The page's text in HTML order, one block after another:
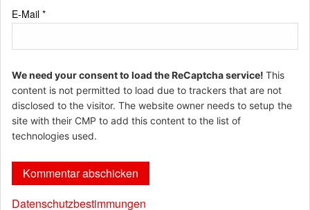
E-Mail *
We need your consent to load the ReCaptcha service! This
content is not permitted to load due to trackers that are not
disclosed to the visitor. The website owner needs to setup the
site with their CMP to add this content to the list of
technologies used.
Datenschutzbestimmungen